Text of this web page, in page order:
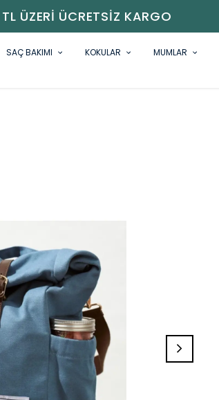
ÜZERI ÜCRETSIZ KARGO
SAÇ BAKIMI KOKULAR MUMLAR